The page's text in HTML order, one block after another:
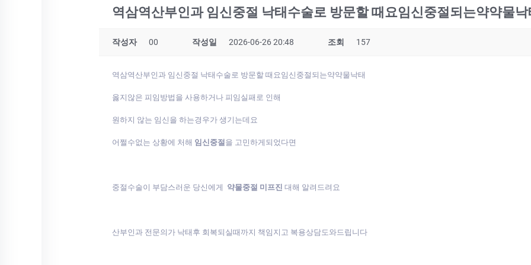
역삼역산부인과 임신중절 낙태수술로 방문할 때요임신중절되는약약물낙
작성자 00 작성일 2026-06-26 20:48 조회 157
역삼역산부인과 임신중절 낙태수술로 방문할 때요임신중절되는약약물낙태
옳지않은 피임방법을 사용하거나 피임실패로 인해
원하지 않는 임신을 하는경우가 생기는데요
어쩔수없는 상황에 처해 임신중절 을 고민하게되었다면
중절수술이 부담스러운 당신에게 약물중절 미프진 대해 알려드려요
산부인과 전문의가 낙태후 회복되실때까지 책임지고 복용상담도와드립니다